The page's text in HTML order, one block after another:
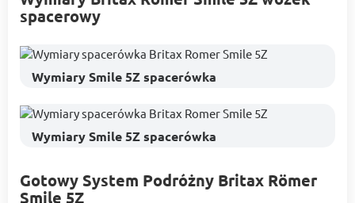
spacerowy
Wymiary Smile 5Z spacerówka
Wymiary Smile 5Z spacerówka
Gotowy System Podróżny Britax Römer
Smile 5Z